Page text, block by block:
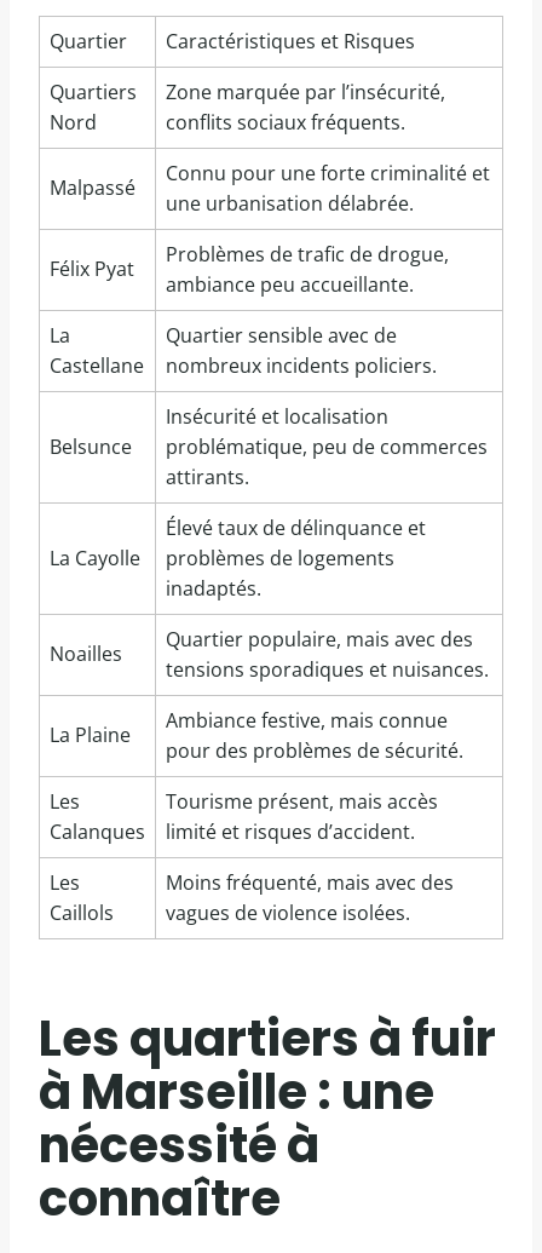
Quartier
Caractéristiques et Risques
Quartiers
Nord
Zone marquée par l’insécurité,
conflits sociaux fréquents.
Malpassé
Connu pour une forte criminalité et
une urbanisation délabrée.
Félix Pyat
Problèmes de trafic de drogue,
ambiance peu accueillante.
La
Castellane
Quartier sensible avec de
nombreux incidents policiers.
Belsunce
Insécurité et localisation
problématique, peu de commerces
attirants.
La Cayolle
Élevé taux de délinquance et
problèmes de logements
inadaptés.
Noailles
Quartier populaire, mais avec des
tensions sporadiques et nuisances.
La Plaine
Ambiance festive, mais connue
pour des problèmes de sécurité.
Les
Calanques
Tourisme présent, mais accès
limité et risques d’accident.
Les
Caillols
Moins fréquenté, mais avec des
vagues de violence isolées.
Les quartiers à fuir
à Marseille : une
nécessité à
connaître